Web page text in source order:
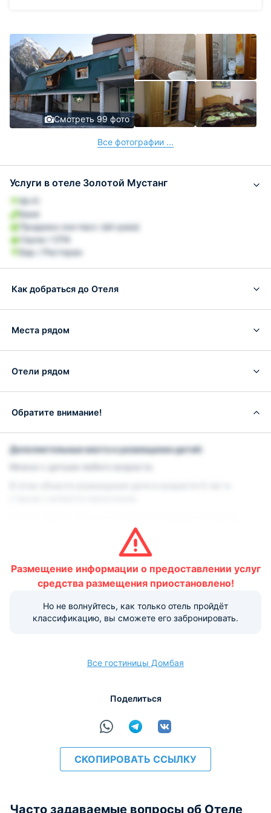
Смотреть 99 фото
Все фотографии ...
Услуги в отеле Золотой Мустанг
Wi-Fi
Баня
Продажа ски-пасс (ski-pass)
Сауна / СПА
Бар / Ресторан
Как добраться до Отеля
Места рядом
Отели рядом
Обратите внимание!
Дополнительные места и размещение детей:
Можно с детьми любого возраста.
мест, при поиске укажите количество детей в вашей
До 1 года
кроватке или дополнительной
кровати ( по запросу)
БЕСПЛАТНО
кроватке ( по запросу)
Могут спать на дополнительной
500 руб. за
Дополнительные услуги не включаются автоматически в
Размещение информации о предоставлении услуг
средства размещения приостановлено!
Но не волнуйтесь, как только отель пройдёт
классификацию, вы сможете его забронировать.
Все гостиницы Домбая
Поделиться
СКОПИРОВАТЬ ССЫЛКУ
Часто задаваемые вопросы об Отеле